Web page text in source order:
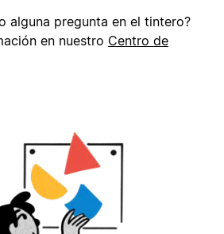
alguna pregunta en el tintero?
en nuestro Centro de